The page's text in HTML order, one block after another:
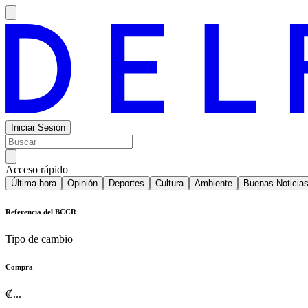
Iniciar Sesión
Acceso rápido
Última hora Opinión Deportes Cultura Ambiente Buenas Noticias
Referencia del BCCR
Tipo de cambio
Compra
₡...